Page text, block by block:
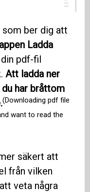
som ber dig att
Ladda
din pdf-fil
Att ladda ner
har bråttom
(Downloading pdf file
want to read the
säkert att
från vilken
veta några